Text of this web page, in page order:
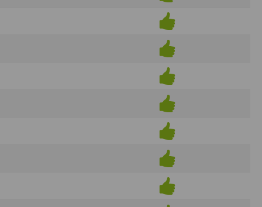
par un droit de propriété.
Internet
participer à des épreuves inscrites au
qu’elles ne transitent sur le réseau.